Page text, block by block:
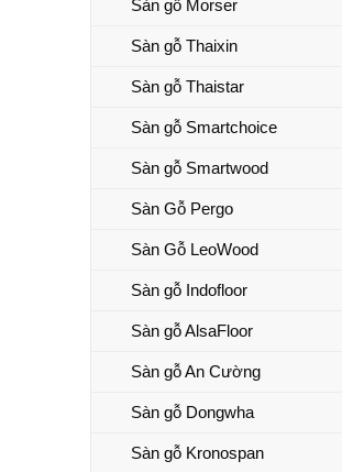
Sàn gỗ Morser
Sàn gỗ Thaixin
Sàn gỗ Thaistar
Sàn gỗ Smartchoice
Sàn gỗ Smartwood
Sàn Gỗ Pergo
Sàn Gỗ LeoWood
Sàn gỗ Indofloor
Sàn gỗ AlsaFloor
Sàn gỗ An Cường
Sàn gỗ Dongwha
Sàn gỗ Kronospan